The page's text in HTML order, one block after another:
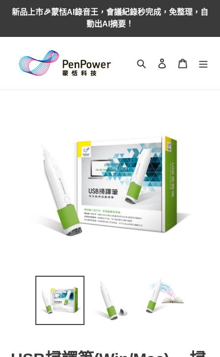
新品上市🎉蒙恬AI錄音王，會議紀錄秒完成，免整理，自
動出AI摘要！
搜尋 登入 購物車